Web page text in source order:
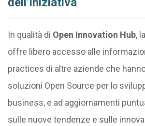
In qualità di Open Innovation Hub,
offre libero accesso alle
practices di altre aziende che
soluzioni Open Source per lo
business, e ad aggiornamenti
sulle nuove tendenze e sulle